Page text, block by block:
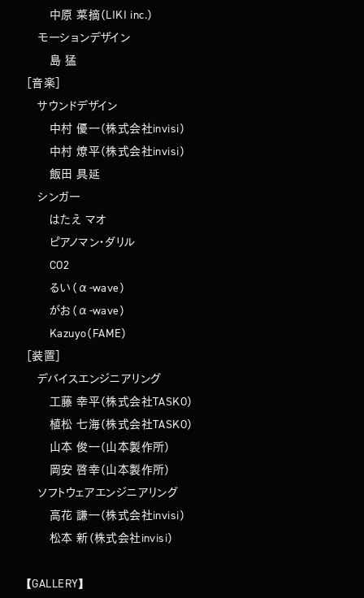
中原 菜摘（LIKI inc.）
モーションデザイン
島 猛
［音楽］
サウンドデザイン
中村 優一（株式会社invisi）
中村 燎平（株式会社invisi）
飯田 具延
シンガー
はたえ マオ
ピアノマン・ダリル
CO2
るい（α-wave）
がお（α-wave）
Kazuyo（FAME）
［装置］
デバイスエンジニアリング
工藤 幸平（株式会社TASKO）
植松 七海（株式会社TASKO）
山本 俊一（山本製作所）
岡安 啓幸（山本製作所）
ソフトウェアエンジニアリング
高花 謙一（株式会社invisi）
松本 新（株式会社invisi）
【GALLERY】